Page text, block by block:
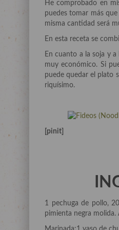
He comprobado en
puedes tomar más
misma cantidad será
En esta receta se
En cuanto a la soja y
muy económico. Si
puede quedar el plato
riquísimo.
[pinit]
1 pechuga de pollo,
pimienta negra molida.